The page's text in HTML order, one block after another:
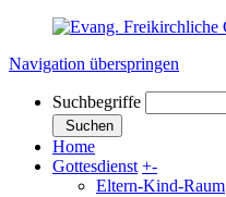
Navigation überspringen
Suchbegriffe
Suchen
Home
Gottesdienst +-
Eltern-Kind-Raum